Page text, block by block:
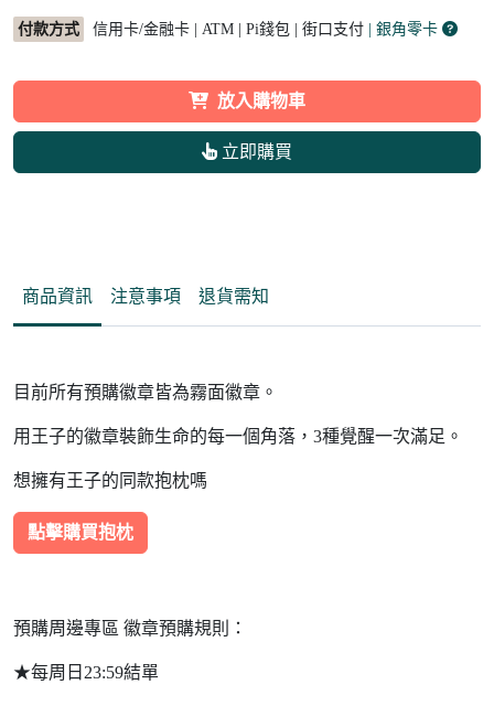
付款方式 信用卡/金融卡 | ATM | Pi錢包 | 街口支付 | 銀角零卡
放入購物車
立即購買
商品資訊 注意事項 退貨需知
目前所有預購徽章皆為霧面徽章。
用王子的徽章裝飾生命的每一個角落，3種覺醒一次滿足。
想擁有王子的同款抱枕嗎
點擊購買抱枕
預購周邊專區 徽章預購規則：
★每周日23:59結單